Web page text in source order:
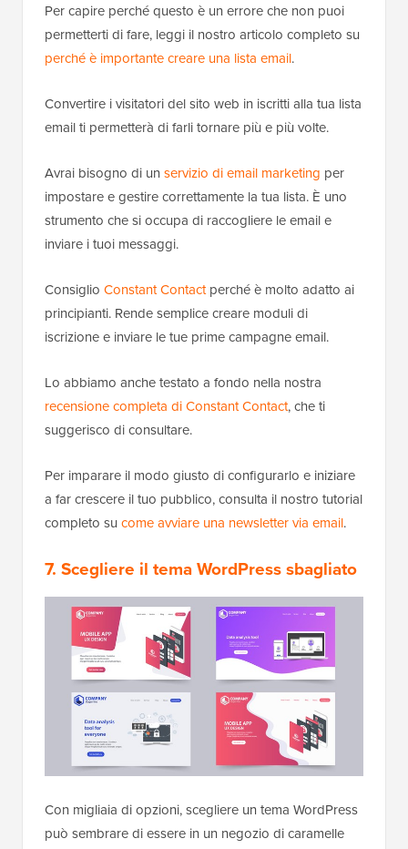
Per capire perché questo è un errore che non puoi
permetterti di fare, leggi il nostro articolo completo su
perché è importante creare una lista email.
Convertire i visitatori del sito web in iscritti alla tua lista
email ti permetterà di farli tornare più e più volte.
Avrai bisogno di un servizio di email marketing per
impostare e gestire correttamente la tua lista. È uno
strumento che si occupa di raccogliere le email e
inviare i tuoi messaggi.
Consiglio Constant Contactperché è molto adatto ai
principianti. Rende semplice creare moduli di
iscrizione e inviare le tue prime campagne email.
Lo abbiamo anche testato a fondo nella nostra
recensione completa di Constant Contact, che ti
suggerisco di consultare.
Per imparare il modo giusto di configurarlo e iniziare
a far crescere il tuo pubblico, consulta il nostro tutorial
completo su come avviare una newsletter via email.
7. Scegliere il tema WordPress sbagliato
Con migliaia di opzioni, scegliere un tema WordPress
può sembrare di essere in un negozio di caramelle